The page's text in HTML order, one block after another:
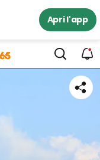
Apri l'app